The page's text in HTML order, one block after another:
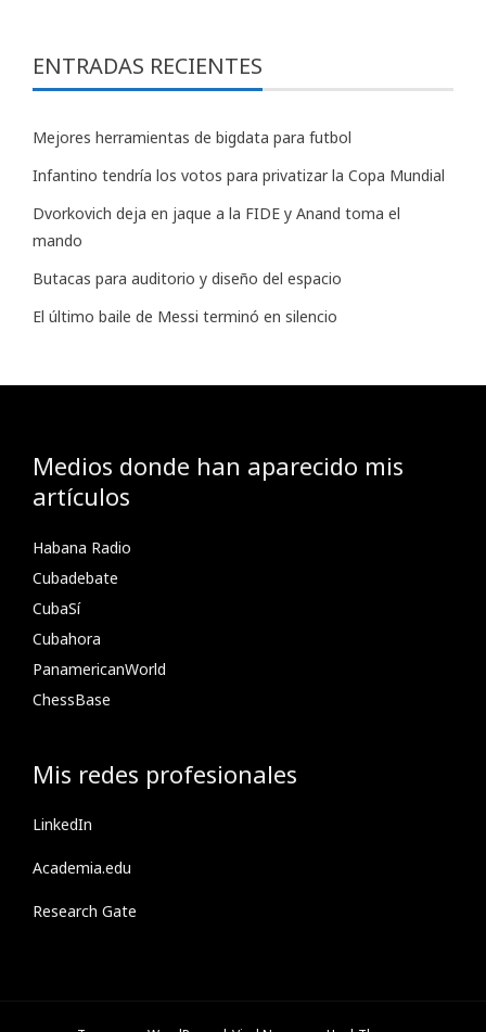
ENTRADAS RECIENTES
Mejores herramientas de bigdata para futbol
Infantino tendría los votos para privatizar la Copa Mundial
Dvorkovich deja en jaque a la FIDE y Anand toma el
mando
Butacas para auditorio y diseño del espacio
El último baile de Messi terminó en silencio
Medios donde han aparecido mis
artículos
Habana Radio
Cubadebate
CubaSí
Cubahora
PanamericanWorld
ChessBase
Mis redes profesionales
LinkedIn
Academia.edu
Research Gate